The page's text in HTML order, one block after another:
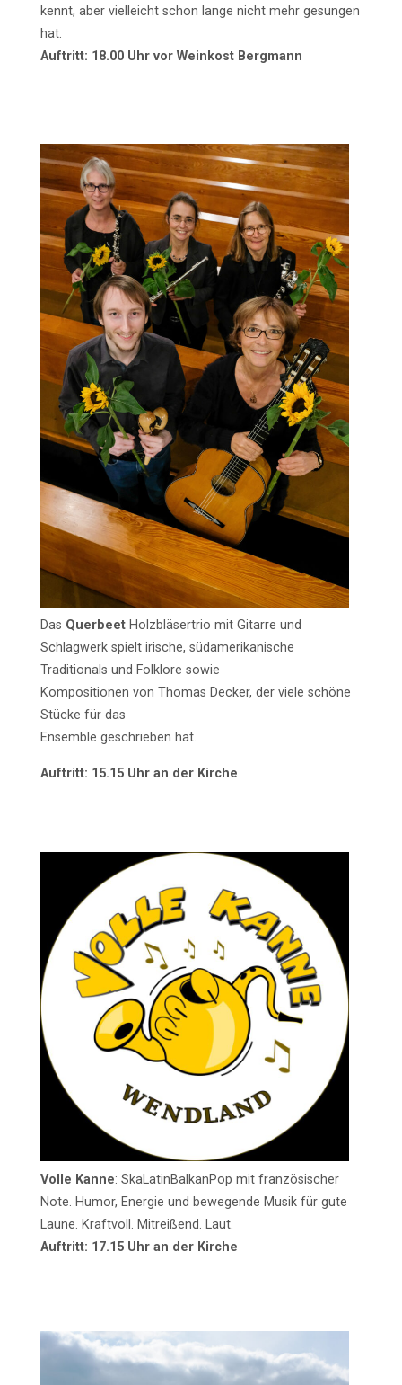
kennt, aber vielleicht schon lange nicht mehr gesungen
hat.
Auftritt: 18.00 Uhr vor Weinkost Bergmann
Das Querbeet Holzbläsertrio mit Gitarre und
Schlagwerk spielt irische, südamerikanische
Traditionals und Folklore sowie
Kompositionen von Thomas Decker, der viele schöne
Stücke für das
Ensemble geschrieben hat.
Auftritt: 15.15 Uhr an der Kirche
Volle Kanne: SkaLatinBalkanPop mit französischer
Note. Humor, Energie und bewegende Musik für gute
Laune. Kraftvoll. Mitreißend. Laut.
Auftritt: 17.15 Uhr an der Kirche